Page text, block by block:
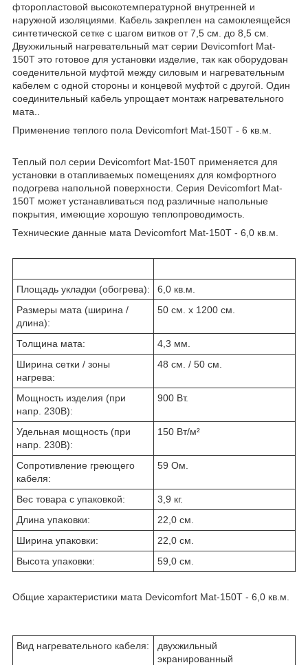
фторопластовой высокотемпературной внутренней и
наружной изоляциями. Кабель закреплен на самоклеящейся
синтетической сетке с шагом витков от 7,5 см. до 8,5 см.
Двухжильный нагревательный мат серии Devicomfort Mat-
150T это готовое для установки изделие, так как оборудован
соеденительной муфтой между силовым и нагревательным
кабелем с одной стороны и концевой муфтой с другой. Один
соединительный кабель упрощает монтаж нагревательного
мата..
Применение теплого пола Devicomfort Mat-150T - 6 кв.м.
Теплый пол серии Devicomfort Mat-150T применяется для
установки в отапливаемых помещениях для комфортного
подогрева напольной поверхности. Серия Devicomfort Mat-
150T может устанавливаться под различные напольные
покрытия, имеющие хорошую теплопроводимость.
Технические данные мата Devicomfort Mat-150T - 6,0 кв.м.
Площадь укладки (обогрева):
6,0 кв.м.
Размеры мата (ширина /
длина):
50 см. х 1200 см.
Толщина мата:
4,3 мм.
Ширина сетки / зоны
нагрева:
48 см. / 50 см.
Мощность изделия (при
напр. 230В):
900 Вт.
Удельная мощность (при
напр. 230В):
150 Вт/м²
Сопротивление греющего
кабеля:
59 Ом.
Вес товара с упаковкой:
3,9 кг.
Длина упаковки:
22,0 см.
Ширина упаковки:
22,0 см.
Высота упаковки:
59,0 см.
Общие характеристики мата Devicomfort Mat-150T - 6,0 кв.м.
Вид нагревательного кабеля:
двухжильный
экранированный